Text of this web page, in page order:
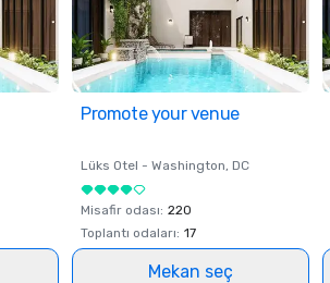
Promote your venue
Lüks Otel - Washington, DC
Misafir odası: 220
Toplantı odaları: 17
Mekan seç